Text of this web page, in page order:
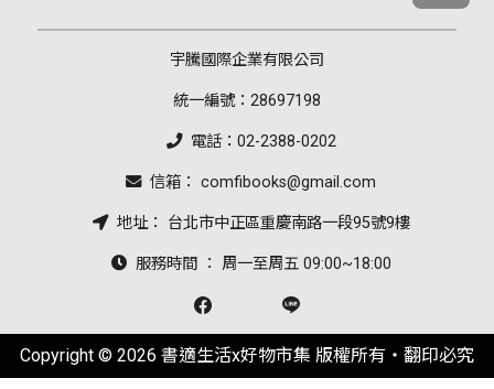
宇騰國際企業有限公司
統一編號：28697198
電話：02-2388-0202
信箱： comfibooks@gmail.com
地址： 台北市中正區重慶南路一段95號9樓
服務時間 ： 周一至周五 09:00~18:00
Copyright © 2026 書適生活x好物市集 版權所有‧翻印必究